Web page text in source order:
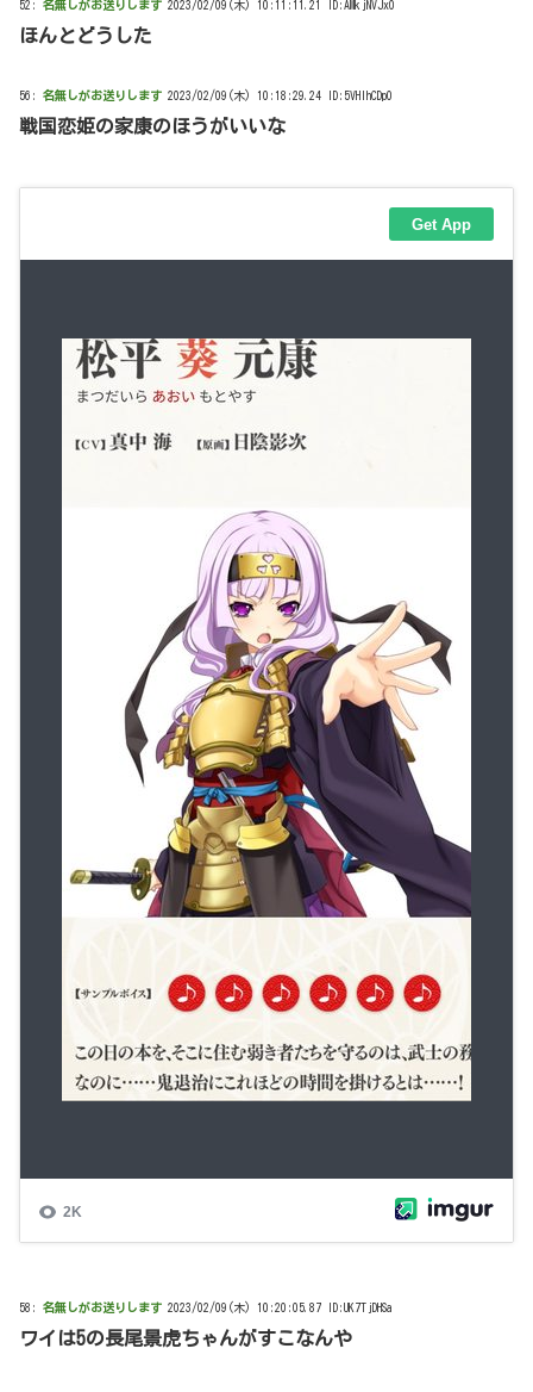
52: 名無しがお送りします 2023/02/09(木) 10:11:11.21 ID:AMkjNVJx0
ほんとどうした
56: 名無しがお送りします 2023/02/09(木) 10:18:29.24 ID:5VHlhCDp0
戦国恋姫の家康のほうがいいな
58: 名無しがお送りします 2023/02/09(木) 10:20:05.87 ID:UK7TjDHSa
ワイは5の長尾景虎ちゃんがすこなんや